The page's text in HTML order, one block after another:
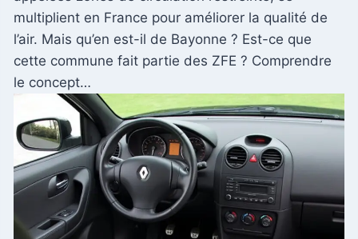
multiplient en France pour améliorer la qualité de
l’air. Mais qu’en est-il de Bayonne ? Est-ce que
cette commune fait partie des ZFE ? Comprendre
le concept…